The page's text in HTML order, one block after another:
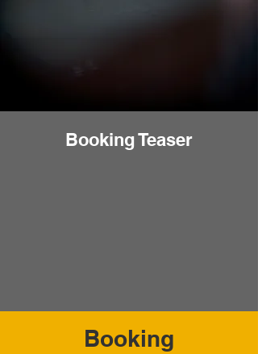
Booking Teaser
Booking